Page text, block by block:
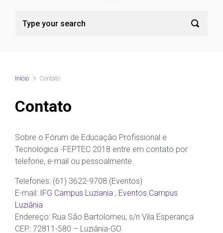
Início Contato
Contato
Sobre o Fórum de Educação Profissional e
Tecnologica -FEPTEC 2018 entre em contato por
telefone, e-mail ou pessoalmente.
Telefones: (61) 3622-9708 (Eventos)
E-mail: IFG Campus Luziania , Eventos Campus
Luziânia
Endereço: Rua São Bartolomeu, s/n Vila Esperança
CEP: 72811-580 – Luziânia-GO